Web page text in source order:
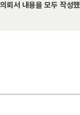
뢰서 내용을 모두 작성